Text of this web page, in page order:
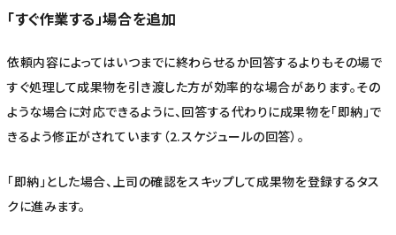
「すぐ作業する」場合を追加
依頼内容によってはいつまでに終わらせるか回答するよりもその場で
すぐ処理して成果物を引き渡した方が効率的な場合があります。その
ような場合に対応できるように、回答する代わりに成果物を「即納」で
きるよう修正がされています（2.スケジュールの回答）。
「即納」とした場合、上司の確認をスキップして成果物を登録するタス
クに進みます。